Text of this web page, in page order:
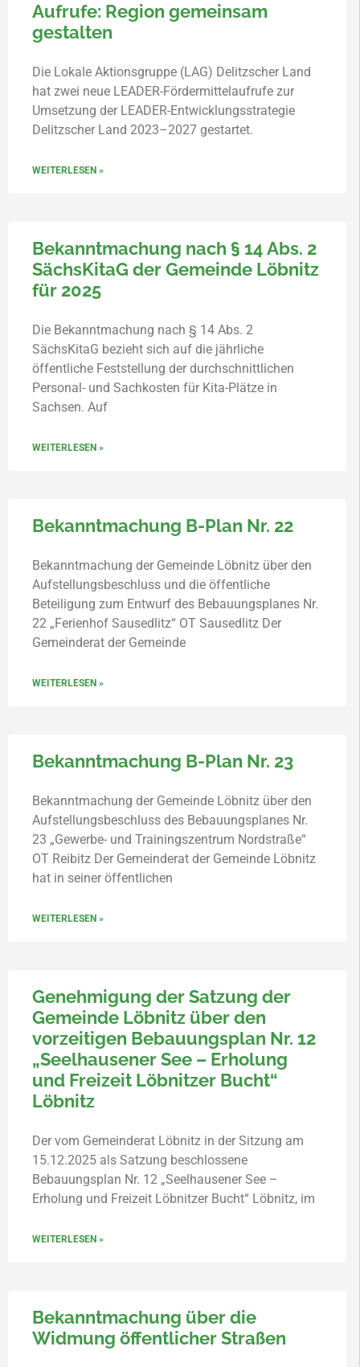
Aufrufe: Region gemeinsam
gestalten
Die Lokale Aktionsgruppe (LAG) Delitzscher Land
hat zwei neue LEADER-Fördermittelaufrufe zur
Umsetzung der LEADER-Entwicklungsstrategie
Delitzscher Land 2023–2027 gestartet.
WEITERLESEN »
Bekanntmachung nach § 14 Abs. 2
SächsKitaG der Gemeinde Löbnitz
für 2025
Die Bekanntmachung nach § 14 Abs. 2
SächsKitaG bezieht sich auf die jährliche
öffentliche Feststellung der durchschnittlichen
Personal- und Sachkosten für Kita-Plätze in
Sachsen. Auf
WEITERLESEN »
Bekanntmachung B-Plan Nr. 22
Bekanntmachung der Gemeinde Löbnitz über den
Aufstellungsbeschluss und die öffentliche
Beteiligung zum Entwurf des Bebauungsplanes Nr.
22 „Ferienhof Sausedlitz“ OT Sausedlitz Der
Gemeinderat der Gemeinde
WEITERLESEN »
Bekanntmachung B-Plan Nr. 23
Bekanntmachung der Gemeinde Löbnitz über den
Aufstellungsbeschluss des Bebauungsplanes Nr.
23 „Gewerbe- und Trainingszentrum Nordstraße“
OT Reibitz Der Gemeinderat der Gemeinde Löbnitz
hat in seiner öffentlichen
WEITERLESEN »
Genehmigung der Satzung der
Gemeinde Löbnitz über den
vorzeitigen Bebauungsplan Nr. 12
„Seelhausener See – Erholung
und Freizeit Löbnitzer Bucht“
Löbnitz
Der vom Gemeinderat Löbnitz in der Sitzung am
15.12.2025 als Satzung beschlossene
Bebauungsplan Nr. 12 „Seelhausener See –
Erholung und Freizeit Löbnitzer Bucht“ Löbnitz, im
WEITERLESEN »
Bekanntmachung über die
Widmung öffentlicher Straßen